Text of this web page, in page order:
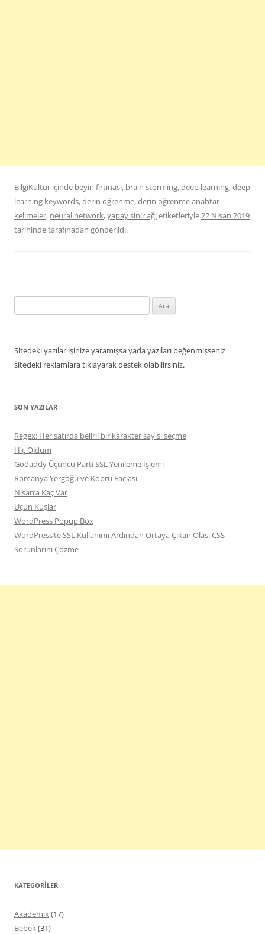
BilgiKültür içinde beyin fırtınası, brain storming,deep learning,deep
learning keywords,derin öğrenme,derin öğrenme anahtar
kelimeler, neural network,yapay sinir ağıetiketleriyle22 Nisan 2019
tarihindetarafınadan gönderildi.
Sitedeki yazılar işinize yaramışsa yada yazıları beğenmişseniz
sitedeki reklamlara tıklayarak destek olabilirsiniz.
SON YAZILAR
Regex: Her satırda belirli bir karakter sayısı seçme
Hiç Oldum
Godaddy Üçüncü Parti SSL Yenileme İşlemi
Romanya Yergöğü ve Köprü Faciası
Nisan’a Kaç Var
Uçun Kuşlar
WordPress Popup Box
WordPress’te SSL Kullanımı Ardından Ortaya Çıkan Olası CSS
Sorunlarını Çözme
KATEGORILER
Akademik(17)
Bebek(31)